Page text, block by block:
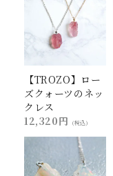
【TROZO】ロー
ズクォーツのネッ
クレス
12,320円
(税込)